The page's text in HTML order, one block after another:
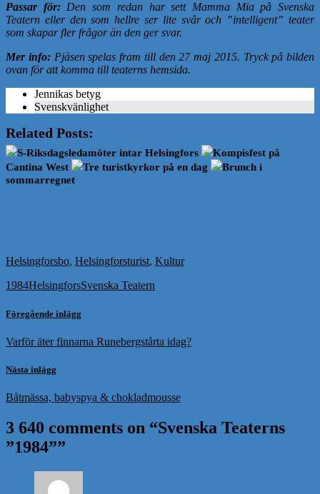
Passar för:Den som redan har sett Mamma Mia på Svenska
Teatern eller den som hellre ser lite svår och ”intelligent” teater
som skapar fler frågor än den ger svar.
Mer info:Pjäsen spelas fram till den 27 maj 2015. Tryck på bilden
ovan för att komma till teaterns hemsida.
Jennikas betyg
Svenskvänlighet
Related Posts:
S-Riksdagsledamöter intar Helsingfors
Kompisfest på
Cantina West
Tre turistkyrkor på en dag
Brunch i
sommarregnet
Helsingforsbo, Helsingforsturist, Kultur
1984HelsingforsSvenska Teatern
Föregående inlägg
Varför äter finnarna Runebergstårta idag?
Nästa inlägg
Båtmässa, babyspya & chokladmousse
3 640 comments on “Svenska Teaterns
”1984””